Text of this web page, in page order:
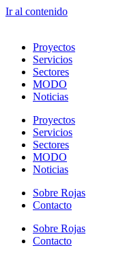
Ir al contenido
Proyectos
Servicios
Sectores
MODO
Noticias
Proyectos
Servicios
Sectores
MODO
Noticias
Sobre Rojas
Contacto
Sobre Rojas
Contacto